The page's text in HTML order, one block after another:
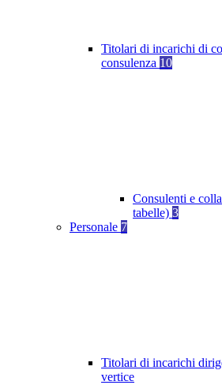
Titolari di incarichi di
consulenza 10
Consulenti e
tabelle) 3
Personale 7
Titolari di incarichi
vertice